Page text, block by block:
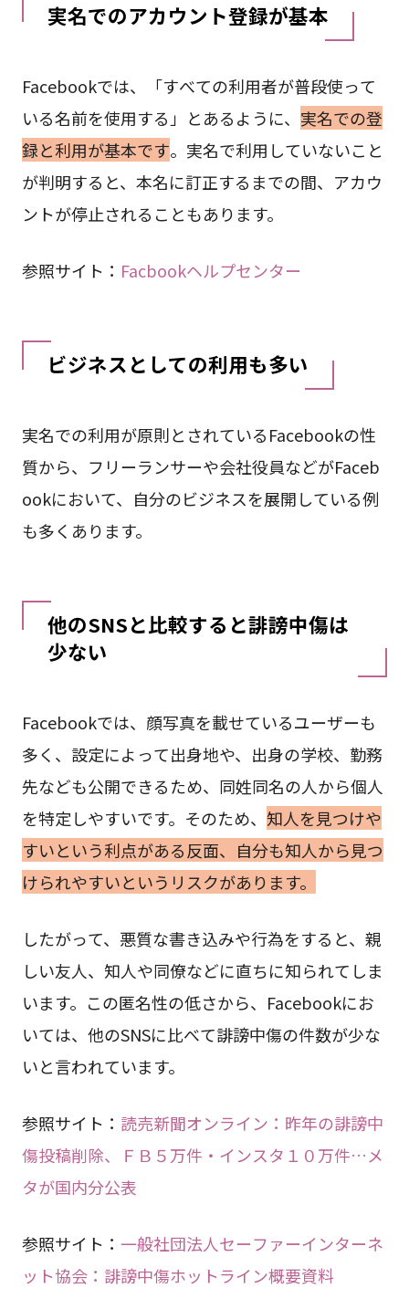
実名でのアカウント登録が基本
Facebookでは、「すべての利用者が普段使って
いる名前を使用する」とあるように、 実名での登
録と利用が基本です。実名で利用していないこと
が判明すると、本名に訂正するまでの間、アカウ
ントが停止されることもあります。
参照サイト： Facbookヘルプセンター
ビジネスとしての利用も多い
実名での利用が原則とされているFacebookの性
質から、フリーランサーや会社役員などがFaceb
ookにおいて、自分のビジネスを展開している例
も多くあります。
他のSNSと比較すると誹謗中傷は
少ない
Facebookでは、顔写真を載せているユーザーも
多く、設定によって出身地や、出身の学校、勤務
先なども公開できるため、同姓同名の人から個人
を特定しやすいです。そのため、 知人を見つけや
すいという利点がある反面、自分も知人から見つ
けられやすいというリスクがあります。
したがって、悪質な書き込みや行為をすると、親
しい友人、知人や同僚などに直ちに知られてしま
います。この匿名性の低さから、Facebookにお
いては、他のSNSに比べて誹謗中傷の件数が少な
いと言われています。
参照サイト： 読売新聞オンライン：昨年の誹謗中
傷投稿削除、ＦＢ５万件・インスタ１０万件…メ
タが国内分公表
参照サイト： 一般社団法人セーファーインターネ
ット協会：誹謗中傷ホットライン概要資料